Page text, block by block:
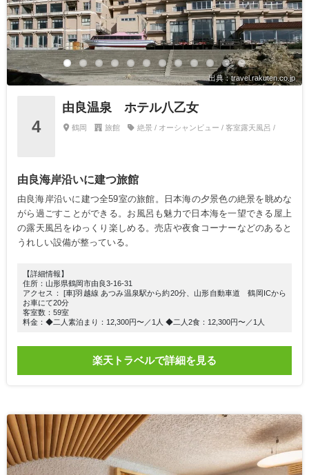
出典：travel.rakuten.co.jp
4
由良温泉 ホテル八乙女
鶴岡 旅館 絶景 / オーシャンビュー / 客室露天風呂 /
由良海岸沿いに建つ旅館
由良海岸沿いに建つ全59室の旅館。日本海の夕景色の絶景を眺めな
がら過ごすことができる。お風呂も魅力で日本海を一望できる屋上
の露天風呂をゆっくり楽しめる。売店や夜食コーナーなどのあると
うれしい設備が整っている。
【詳細情報】
住所：山形県鶴岡市由良3-16-31
アクセス： [車]羽越線 あつみ温泉駅から約20分、山形自動車道 鶴岡ICから
お車にて20分
客室数：59室
料金：◆二人素泊まり：12,300円〜／1人 ◆二人2食：12,300円〜／1人
楽天トラベルで詳細を見る